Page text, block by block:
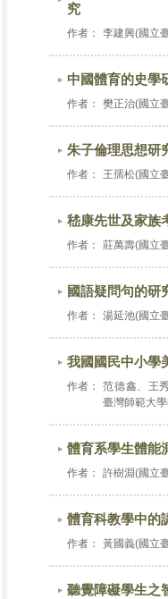
究
作者： 李建興(國立
中國體育的史學
作者： 樊正治(國立
朱子倫理思想研
作者： 王孺松(國立
嵇康先世及家族
作者： 莊萬壽(國立
國語疑問句的研
作者： 湯延池(國立
我國國民中小學
作者：
范德鑫、王
臺灣師範大
體育系學生體能
作者： 許樹淵(國立
體育科教學中的
作者： 黃國義(國立
聽覺障礙學生之